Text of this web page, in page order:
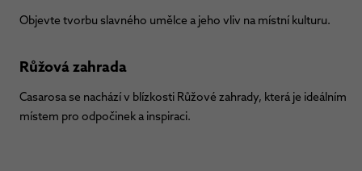
Objevte tvorbu slavného umělce a jeho vliv na místní kulturu.
Růžová zahrada
Casarosa se nachází v blízkosti Růžové zahrady, která je ideálním
místem pro odpočinek a inspiraci.